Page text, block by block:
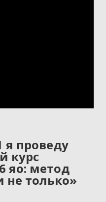
я проведу
курс
яо: метод
не только»